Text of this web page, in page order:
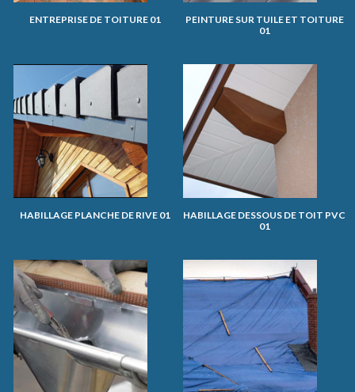
ENTREPRISE DE TOITURE 01
PEINTURE SUR TUILE ET TOITURE
01
HABILLAGE PLANCHE DE RIVE 01
HABILLAGE DESSOUS DE TOIT PVC
01